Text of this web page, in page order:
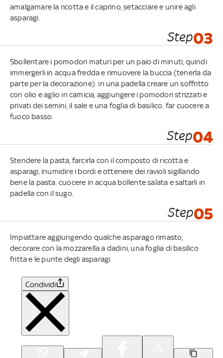
amalgamare la ricotta e il caprino, setacciare e unire agli
asparagi.
Step03
Sbollentare i pomodori maturi per un paio di minuti, quindi
immergerli in acqua fredda e rimuovere la buccia (tenerla da
parte per la decorazione). in una padella creare un soffritto
con olio e aglio in camicia, aggiungere i pomodori strizzati e
privati dei semini, il sale e una foglia di basilico. far cuocere a
fuoco basso.
Step04
Stendere la pasta, farcirla con il composto di ricotta e
asparagi, inumidire i bordi e ottenere dei ravioli sigillando
bene la pasta. cuocere in acqua bollente salata e saltarli in
padella con il sugo.
Step05
Impiattare aggiungendo qualche asparago rimasto,
decorare con la mozzarella a dadini, una foglia di basilico
fritta e le punte degli asparagi.
Condividi